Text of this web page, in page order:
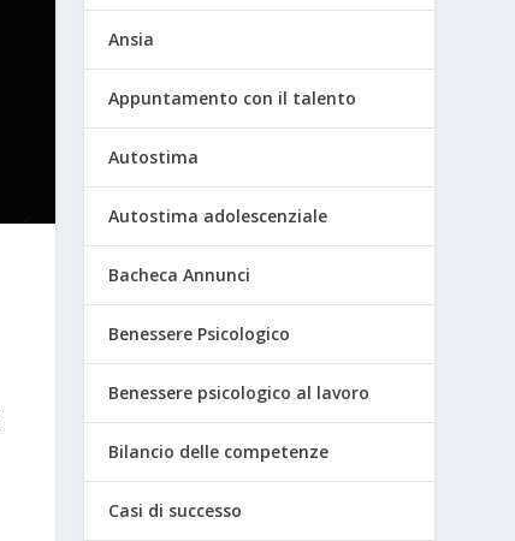
Ansia
Appuntamento con il talento
Autostima
Autostima adolescenziale
Bacheca Annunci
Benessere Psicologico
Benessere psicologico al lavoro
Bilancio delle competenze
Casi di successo